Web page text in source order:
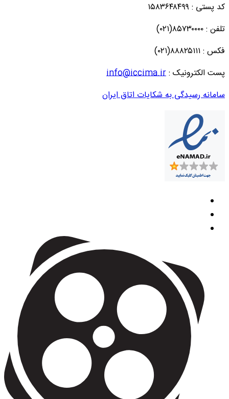
کد پستی : ۱۵۸۳۶۴۸۴۹۹
تلفن : ۸۵۷۳۰۰۰۰(۰۲۱)
فکس : ۸۸۸۲۵۱۱۱(۰۲۱)
پست الکترونیک :info@iccima.ir
سامانه رسیدگی به شکایات اتاق ایران